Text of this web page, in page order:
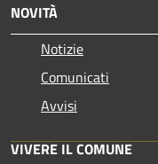
NOVITÀ
Notizie
Comunicati
Avvisi
VIVERE IL COMUNE